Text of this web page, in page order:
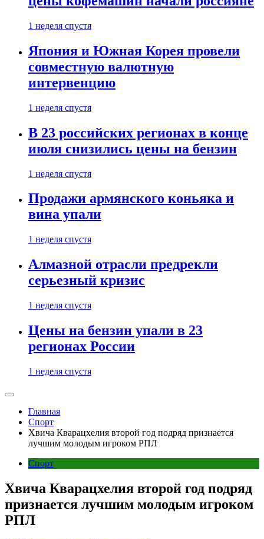
1 неделя спустя
Япония и Южная Корея провели
совместную валютную
интервенцию
1 неделя спустя
В 23 российских регионах в конце
июля снизились цены на бензин
1 неделя спустя
Продажи армянского коньяка и
вина упали
1 неделя спустя
Алмазной отрасли предрекли
серьезный кризис
1 неделя спустя
Цены на бензин упали в 23
регионах России
1 неделя спустя
Главная
Спорт
Хвича Кварацхелия второй год подряд признается
лучшим молодым игроком РПЛ
Спорт
Хвича Кварацхелия второй год подряд
признается лучшим молодым игроком
РПЛ